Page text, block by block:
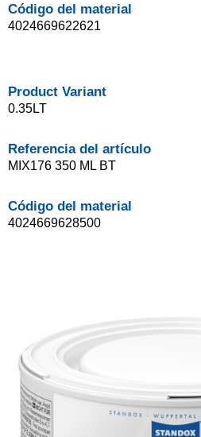
Código del material
4024669622621
Product Variant
0.35LT
Referencia del artículo
MIX176 350 ML BT
Código del material
4024669628500